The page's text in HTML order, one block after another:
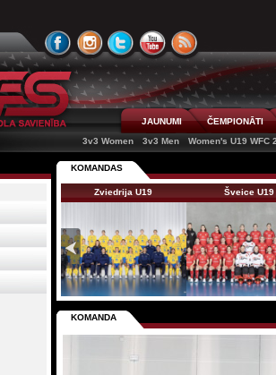
JAUNUMI
ČEMPIONĀTI
3v3 Women
3v3 Men Women's U19 WFC
KOMANDAS
Zviedrija U19 Šveice U19
KOMANDA